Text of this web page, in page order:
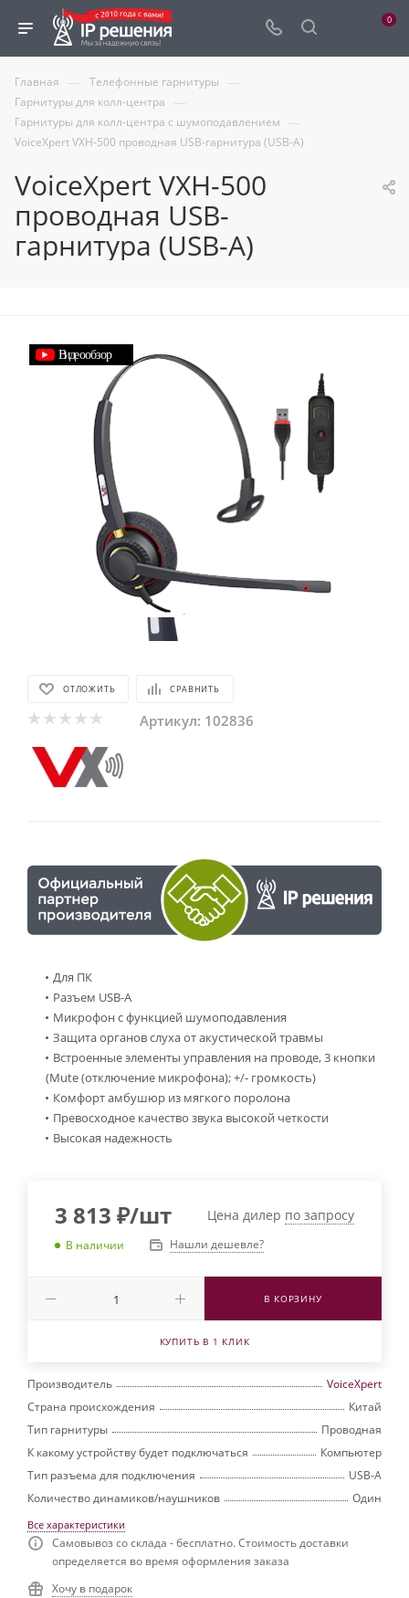
0
Главная — Телефонные гарнитуры —
Гарнитуры для колл-центра —
Гарнитуры для колл-центра с шумоподавлением —
VoiceXpert VXH-500 проводная USB-гарнитура (USB-A)
VoiceXpert VXH-500
проводная USB-
гарнитура (USB-A)
ОТЛОЖИТЬ СРАВНИТЬ
Артикул: 102836
Для ПК
Разъем USB-A
Микрофон с функцией шумоподавления
Защита органов слуха от акустической травмы
Встроенные элементы управления на проводе, 3 кнопки
(Mute (отключение микрофона); +/- громкость)
Комфорт амбушюр из мягкого поролона
Превосходное качество звука высокой четкости
Высокая надежность
3 813 ₽/шт Цена дилер по запросу
В наличии Нашли дешевле?
В КОРЗИНУ
КУПИТЬ В 1 КЛИК
Производитель
VoiceXpert
Страна происхождения
Китай
Тип гарнитуры
Проводная
К какому устройству будет подключаться
Компьютер
Тип разъема для подключения
USB-A
Количество динамиков/наушников
Один
Все характеристики
Самовывоз со склада - бесплатно. Стоимость доставки
определяется во время оформления заказа
Хочу в подарок